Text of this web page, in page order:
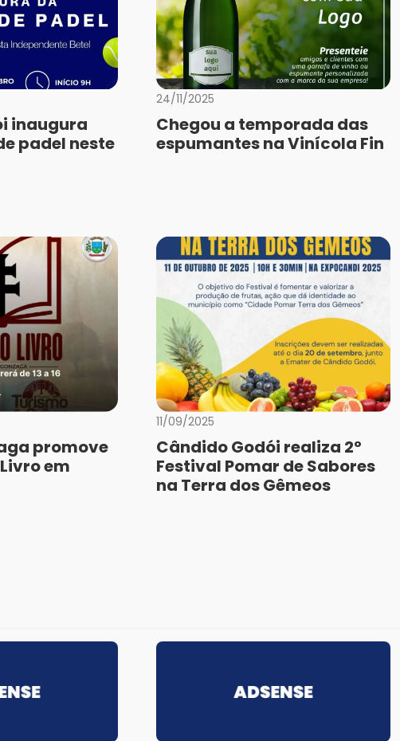
inaugura
padel neste
24/11/2025
Chegou a temporada das
espumantes na Vinícola Fin
promove
em
11/09/2025
Cândido Godói realiza 2º
Festival Pomar de Sabores
na Terra dos Gêmeos